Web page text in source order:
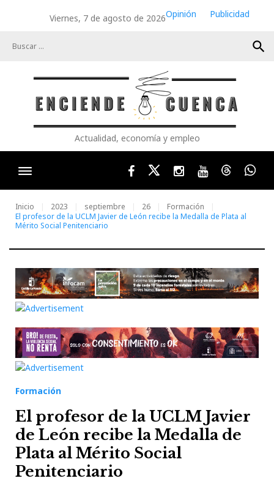
Viernes, 7 de agosto de 2026Opinión
Publicidad
search
Actualidad, economía y empleo
FacebookTwitterInstagram
YoutubeThreads
Inicio 2023 septiembre 26
Formación
El profesor de la UCLM Javier de León recibe la Medalla de Plata al
Mérito Social Penitenciario
Formación
El profesor de la UCLM Javier
de León recibe la Medalla de
Plata al Mérito Social
Penitenciario